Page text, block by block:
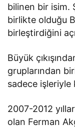
bilinen bir isim.
birlikte olduğu
birleştirdiğini
Büyük
gruplarından
sadece işleriyle
2007-2012
olan Ferman